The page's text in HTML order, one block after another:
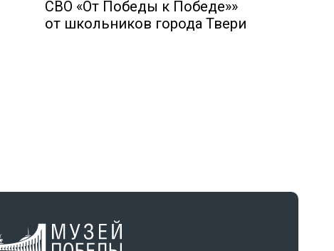
СВО «От Победы к Победе»»
от школьников города Твери